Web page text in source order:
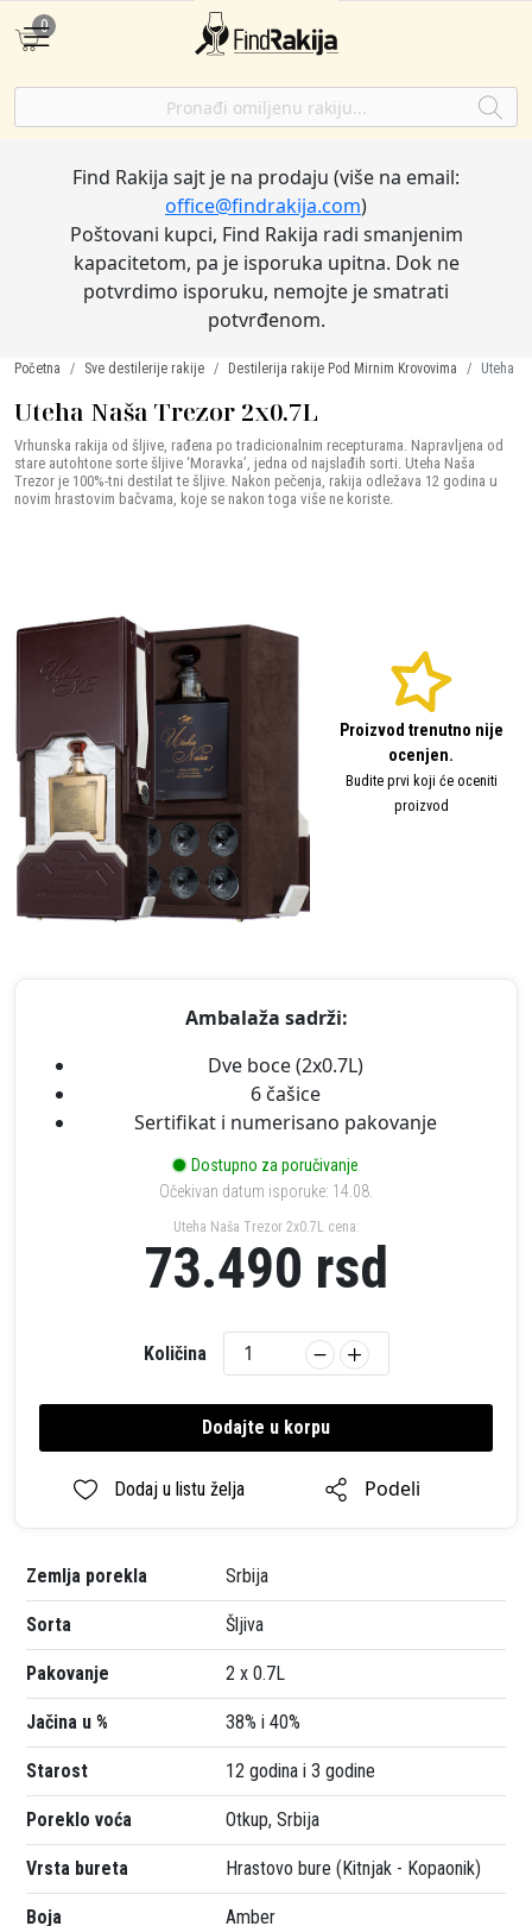
Find Rakija sajt je na prodaju (više na email:
office@findrakija.com)
Poštovani kupci, Find Rakija radi smanjenim
kapacitetom, pa je isporuka upitna. Dok ne
potvrdimo isporuku, nemojte je smatrati
potvrđenom.
0
Početna Sve destilerije rakije Destilerija rakije Pod Mirnim Krovovima Uteha
Uteha Naša Trezor 2x0.7L
Vrhunska rakija od šljive, rađena po tradicionalnim recepturama. Napravljena od
stare autohtone sorte šljive ‘Moravka’, jedna od najslađih sorti. Uteha Naša
Trezor je 100%-tni destilat te šljive. Nakon pečenja, rakija odležava 12 godina u
novim hrastovim bačvama, koje se nakon toga više ne koriste.
Proizvod trenutno nije
ocenjen.
Budite prvi koji će oceniti
proizvod
Ambalaža sadrži:
Dve boce (2x0.7L)
6 čašice
Sertifikat i numerisano pakovanje
Dostupno za poručivanje
Očekivan datum isporuke: 14.08.
Uteha Naša Trezor 2x0.7L cena:
73.490 rsd
Količina
Dodajte u korpu
Dodaj u listu želja Podeli
Zemlja porekla Srbija
Sorta Šljiva
Pakovanje 2 x 0.7L
Jačina u % 38% i 40%
Starost 12 godina i 3 godine
Poreklo voća Otkup, Srbija
Vrsta bureta Hrastovo bure (Kitnjak - Kopaonik)
Boja Amber